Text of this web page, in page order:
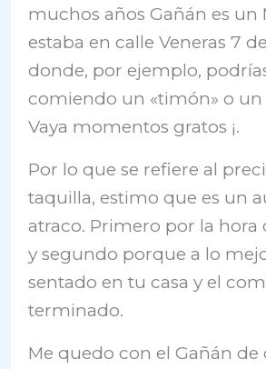
muchos años Gañán es un
estaba en calle Veneras 7
donde, por ejemplo,
comiendo un «timón» o un
Vaya momentos gratos ¡.
Por lo que se refiere al
taquilla, estimo que es un
atraco. Primero por la hora
y segundo porque a lo
sentado en tu casa y el
terminado.
Me quedo con el Gañán de